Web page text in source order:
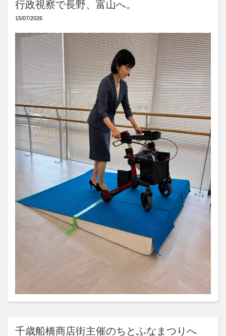
行政視察で長野、富山へ。
15/07/2026
千歳船橋商店街主催のちとふなまつりへ